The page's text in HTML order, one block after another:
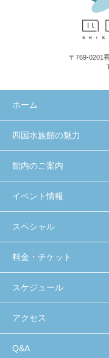
〒769-0201
ホーム
四国水族館の魅力
館内のご案内
イベント情報
スペシャル
料金・チケット
スケジュール
アクセス
Q&A